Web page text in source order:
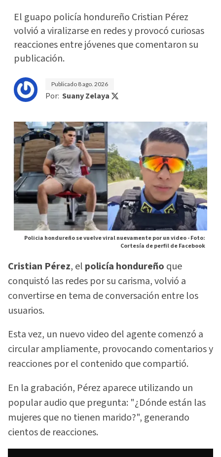
El guapo policía hondureño Cristian Pérez
volvió a viralizarse en redes y provocó curiosas
reacciones entre jóvenes que comentaron su
publicación.
Publicado 8 ago. 2026
Por: Suany Zelaya
Policia hondureño se vuelve viral nuevamente por un video -Foto:
Cortesía de perfil de Facebook
Cristian Pérez, el policía hondureño que
conquistó las redes por su carisma, volvió a
convertirse en tema de conversación entre los
usuarios.
Esta vez, un nuevo video del agente comenzó a
circular ampliamente, provocando comentarios y
reacciones por el contenido que compartió.
En la grabación, Pérez aparece utilizando un
popular audio que pregunta: "¿Dónde están las
mujeres que no tienen marido?", generando
cientos de reacciones.